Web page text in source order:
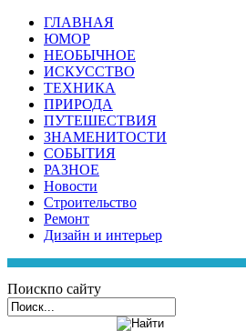
ГЛАВНАЯ
ЮМОР
НЕОБЫЧНОЕ
ИСКУССТВО
ТЕХНИКА
ПРИРОДА
ПУТЕШЕСТВИЯ
ЗНАМЕНИТОСТИ
СОБЫТИЯ
РАЗНОЕ
Новости
Строительство
Ремонт
Дизайн и интерьер
Поискпо сайту